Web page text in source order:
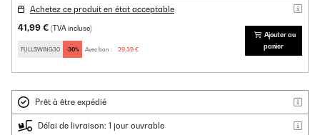
Achetez ce produit en état acceptable
41,99 € (TVA incluse)
FULLSWING30 -30% Avec bon : 29,39 €
Ajouter au
panier
Prêt à être expédié
Délai de livraison: 1 jour ouvrable